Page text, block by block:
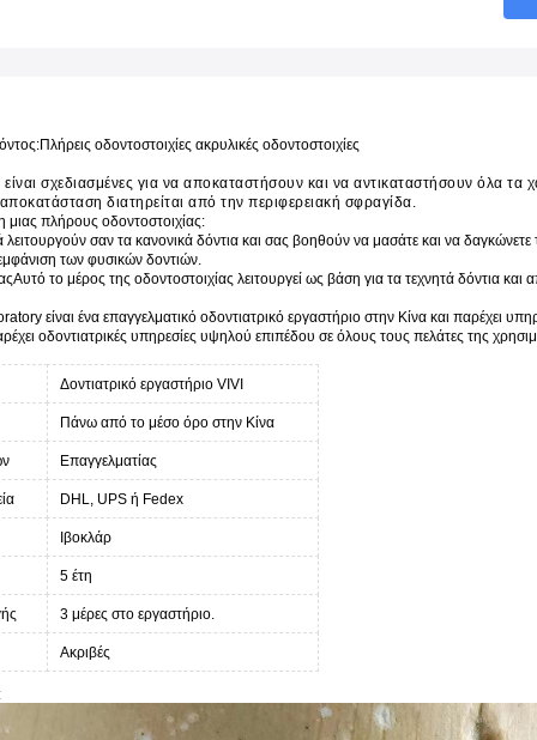
Πλήρεις οδοντοστοιχίες ακρυλικές οδοντοστοιχίες
είναι σχεδιασμένες για να αποκαταστήσουν και να αντικαταστήσουν όλα τα
διατηρείται από την περιφερειακή σφραγίδα.
πλήρους οδοντοστοιχίας:
λειτουργούν σαν τα κανονικά δόντια και σας βοηθούν να μασάτε και να
των φυσικών δοντιών.
Αυτό το μέρος της οδοντοστοιχίας λειτουργεί ως βάση για τα τεχνητά δόντια
είναι ένα επαγγελματικό οδοντιατρικό εργαστήριο στην Κίνα και παρέχει
οδοντιατρικές υπηρεσίες υψηλού επιπέδου σε όλους τους πελάτες της
Δοντιατρικό εργαστήριο VIVI
Πάνω από το μέσο όρο στην Κίνα
Επαγγελματίας
DHL, UPS ή Fedex
Ιβοκλάρ
5 έτη
3 μέρες στο εργαστήριο.
Ακριβές